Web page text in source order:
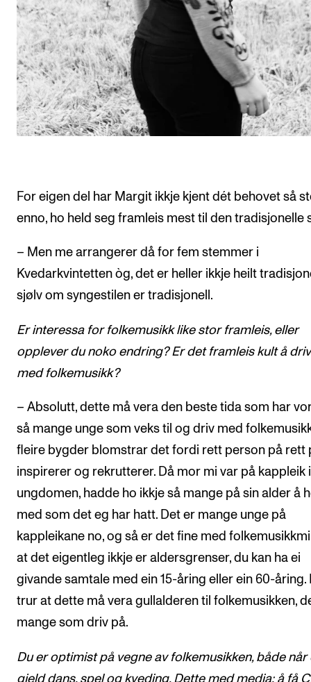
For eigen del har Margit ikkje kjent dét behovet så
enno, ho held seg framleis mest til den tradisjonelle
– Men me arrangerer då for fem stemmer i
Kvedarkvintetten òg, det er heller ikkje heilt
sjølv om syngestilen er tradisjonell.
Er interessa for folkemusikk like stor framleis, eller
opplever du noko endring? Er det framleis kult å
med folkemusikk?
– Absolutt, dette må vera den beste tida som har
så mange unge som veks til og driv med
fleire bygder blomstrar det fordi rett person på rett
inspirerer og rekrutterer. Då mor mi var på kappleik i
ungdomen, hadde ho ikkje så mange på sin alder å
med som det eg har hatt. Det er mange unge på
kappleikane no, og så er det fine med
at det eigentleg ikkje er aldersgrenser, du kan ha ei
givande samtale med ein 15-åring eller ein 60-åring.
trur at dette må vera gullalderen til folkemusikken,
mange som driv på.
Du er optimist på vegne av folkemusikken, både når
gjeld dans, spel og kveding. Dette med media; å få